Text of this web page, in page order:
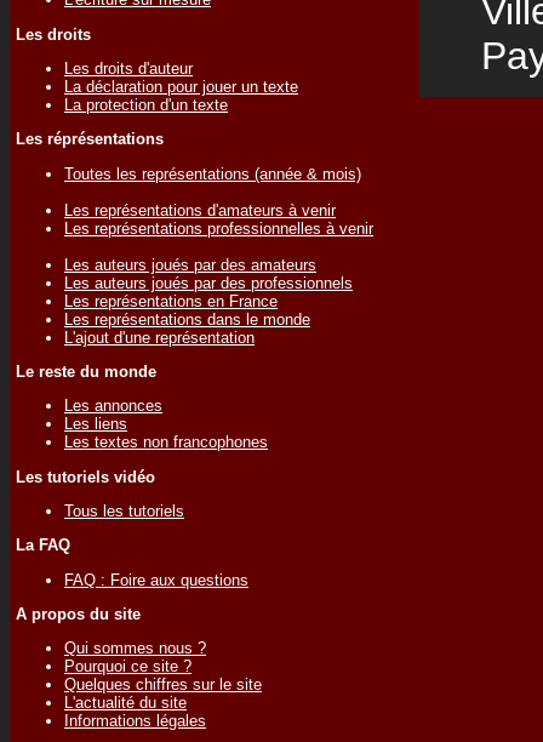
Les droits
Les droits d'auteur
La déclaration pour jouer un texte
La protection d'un texte
Les réprésentations
Toutes les représentations (année & mois)
Les représentations d'amateurs à venir
Les représentations professionnelles à venir
Les auteurs joués par des amateurs
Les auteurs joués par des professionnels
Les représentations en France
Les représentations dans le monde
L'ajout d'une représentation
Le reste du monde
Les annonces
Les liens
Les textes non francophones
Les tutoriels vidéo
Tous les tutoriels
La FAQ
FAQ : Foire aux questions
A propos du site
Qui sommes nous ?
Pourquoi ce site ?
Quelques chiffres sur le site
L'actualité du site
Informations légales